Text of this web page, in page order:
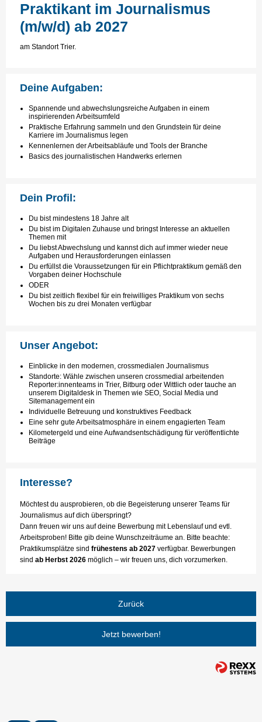
Praktikant im Journalismus
(m/w/d) ab 2027
am Standort Trier.
Deine Aufgaben:
Spannende und abwechslungsreiche Aufgaben in einem
inspirierenden Arbeitsumfeld
Praktische Erfahrung sammeln und den Grundstein für deine
Karriere im Journalismus legen
Kennenlernen der Arbeitsabläufe und Tools der Branche
Basics des journalistischen Handwerks erlernen
Dein Profil:
Du bist mindestens 18 Jahre alt
Du bist im Digitalen Zuhause und bringst Interesse an aktuellen
Themen mit
Du liebst Abwechslung und kannst dich auf immer wieder neue
Aufgaben und Herausforderungen einlassen
Du erfüllst die Voraussetzungen für ein Pflichtpraktikum gemäß den
Vorgaben deiner Hochschule
ODER
Du bist zeitlich flexibel für ein freiwilliges Praktikum von sechs
Wochen bis zu drei Monaten verfügbar
Unser Angebot:
Einblicke in den modernen, crossmedialen Journalismus
Standorte: Wähle zwischen unseren crossmedial arbeitenden
Reporter:innenteams in Trier, Bitburg oder Wittlich oder tauche an
unserem Digitaldesk in Themen wie SEO, Social Media und
Sitemanagement ein
Individuelle Betreuung und konstruktives Feedback
Eine sehr gute Arbeitsatmosphäre in einem engagierten Team
Kilometergeld und eine Aufwandsentschädigung für veröffentlichte
Beiträge
Interesse?
Möchtest du ausprobieren, ob die Begeisterung unserer Teams für
Journalismus auf dich überspringt?
Dann freuen wir uns auf deine Bewerbung mit Lebenslauf und evtl.
Arbeitsproben! Bitte gib deine Wunschzeiträume an. Bitte beachte:
Praktikumsplätze sind frühestens ab 2027 verfügbar. Bewerbungen
sind ab Herbst 2026 möglich – wir freuen uns, dich vorzumerken.
Zurück
Jetzt bewerben!